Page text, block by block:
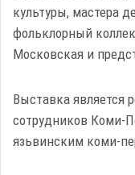
культуры, мастера
фольклорный
Московская и
Выставка является
сотрудников Коми-
язьвинским коми-